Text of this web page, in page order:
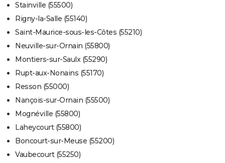
Stainville (55500)
Rigny-la-Salle (55140)
Saint-Maurice-sous-les-Côtes (55210)
Neuville-sur-Ornain (55800)
Montiers-sur-Saulx (55290)
Rupt-aux-Nonains (55170)
Resson (55000)
Nançois-sur-Ornain (55500)
Mognéville (55800)
Laheycourt (55800)
Boncourt-sur-Meuse (55200)
Vaubecourt (55250)